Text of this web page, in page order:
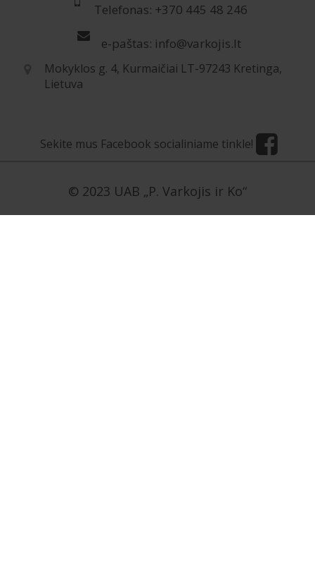
Telefonas: +370 445 48 246
e-paštas: info@varkojis.lt
Mokyklos g. 4, Kurmaičiai LT-97243 Kretinga,
Lietuva
Sekite mus Facebook socialiniame tinkle!
© 2023 UAB „P. Varkojis ir Ko“